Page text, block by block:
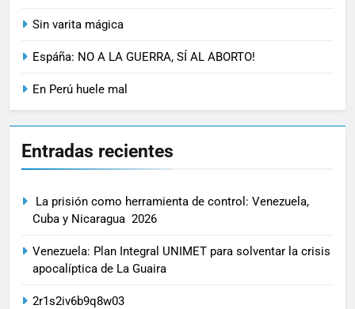
Sin varita mágica
Espáña: NO A LA GUERRA, SÍ AL ABORTO!
En Perú huele mal
Entradas recientes
La prisión como herramienta de control: Venezuela,
Cuba y Nicaragua 2026
Venezuela: Plan Integral UNIMET para solventar la crisis
apocalíptica de La Guaira
2r1s2iv6b9q8w03